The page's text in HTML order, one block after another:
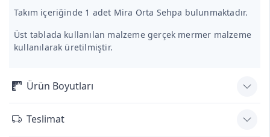
Takım içeriğinde 1 adet Mira Orta Sehpa bulunmaktadır.
Üst tablada kullanılan malzeme gerçek mermer malzeme
kullanılarak üretilmiştir.
Ürün Boyutları
Teslimat